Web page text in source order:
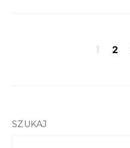
1 2
SZUKAJ